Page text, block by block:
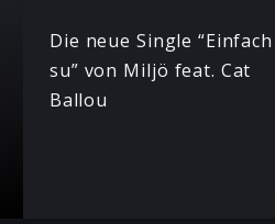
Die neue Single “Einfach
su” von Miljö feat. Cat
Ballou